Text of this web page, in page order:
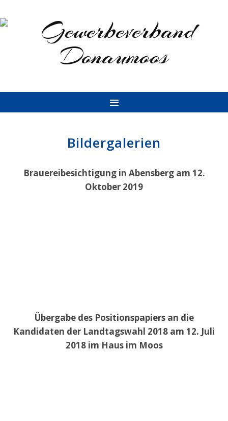
Bildergalerien
Brauereibesichtigung in Abensberg am 12.
Oktober 2019
Übergabe des Positionspapiers an die
Kandidaten der Landtagswahl 2018 am 12. Juli
2018 im Haus im Moos